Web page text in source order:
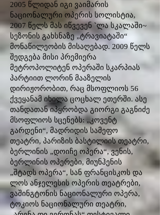
2005 წლიდან იგი ვაიმარის
ნაციონალური ოპერის სოლისტია,
2007 წელს მას იწვევენ `ლა სკალაში~
სეზონის გახსნაზე „ტრავიატაში“
მონაწილეობის მისაღებად. 2009 წელს
შედგება მისი პრემიერა
მეტროპოლიტენ ოპერაში სკარპიას
პარტიით ლორინ მააზელის
დირიჟორობით, რაც მსოფლიოს 56
ქვეყანამ იხილა ცოცხალ ეთერში. ასე
თანდათან იპყრობდა გიორგი გაგნიძე
მსოფლიოს სცენებს: „კოვენტ
გარდენი“, მადრიდის სამეფო
თეატრი, პარიზის ბასტილიის თეატრი,
ბერლინის „დოიჩე ოპერა“, ვენის,
ბერლინის ოპერები, მიუნჰენის
„შტადს ოპერა“, სან ფრანცისკოს და
ლოს ანჯელესის ოპერის თეატრები,
ვაშინგტონის ნაციონალური ოპერა,
ტოკიოს ნაციონალური თეატრი,